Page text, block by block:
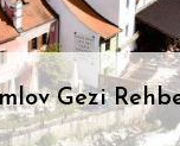
Gezi